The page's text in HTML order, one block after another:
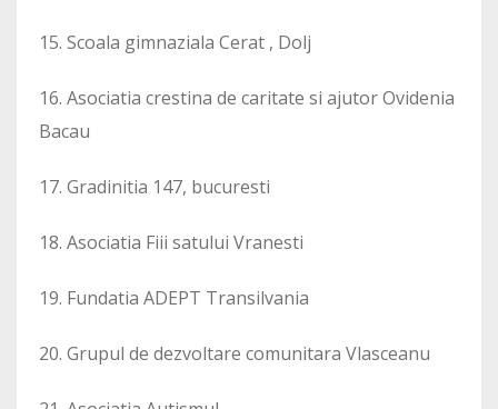
15. Scoala gimnaziala Cerat , Dolj
16. Asociatia crestina de caritate si ajutor Ovidenia
Bacau
17. Gradinitia 147, bucuresti
18. Asociatia Fiii satului Vranesti
19. Fundatia ADEPT Transilvania
20. Grupul de dezvoltare comunitara Vlasceanu